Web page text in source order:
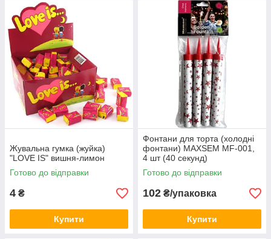
Жувальна гумка (жуйка)
"LOVE IS" вишня-лимон
Готово до відправки
4 ₴
Купити
Фонтани для торта (холодні
фонтани) MAXSEM MF-001,
4 шт (40 секунд)
Готово до відправки
102 ₴/упаковка
Купити